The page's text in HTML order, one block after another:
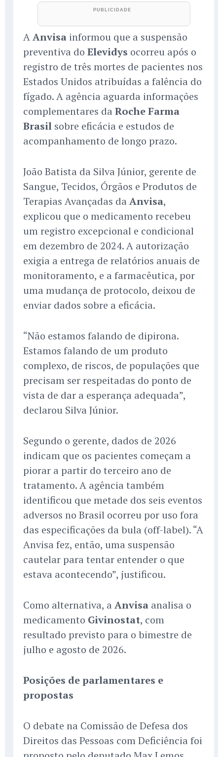
AAnvisa informou que a suspensão
preventiva do Elevidys ocorreu após o
registro de três mortes de pacientes nos
Estados Unidos atribuídas a falência do
fígado. A agência aguarda informações
complementares da Roche Farma
Brasil sobre eficácia e estudos de
acompanhamento de longo prazo.
João Batista da Silva Júnior, gerente de
Sangue, Tecidos, Órgãos e Produtos de
Terapias Avançadas da Anvisa,
explicou que o medicamento recebeu
um registro excepcional e condicional
em dezembro de 2024. A autorização
exigia a entrega de relatórios anuais de
monitoramento, e a farmacêutica, por
uma mudança de protocolo, deixou de
enviar dados sobre a eficácia.
“Não estamos falando de dipirona.
Estamos falando de um produto
complexo, de riscos, de populações que
precisam ser respeitadas do ponto de
vista de dar a esperança adequada”,
declarou Silva Júnior.
Segundo o gerente, dados de 2026
indicam que os pacientes começam a
piorar a partir do terceiro ano de
tratamento. A agência também
identificou que metade dos seis eventos
adversos no Brasil ocorreu por uso fora
das especificações da bula (off-label). “A
Anvisa fez, então, uma suspensão
cautelar para tentar entender o que
estava acontecendo”, justificou.
Como alternativa, a Anvisa analisa o
medicamento Givinostat, com
resultado previsto para o bimestre de
julho e agosto de 2026.
Posições de parlamentares e
propostas
O debate na Comissão de Defesa dos
Direitos das Pessoas com Deficiência foi